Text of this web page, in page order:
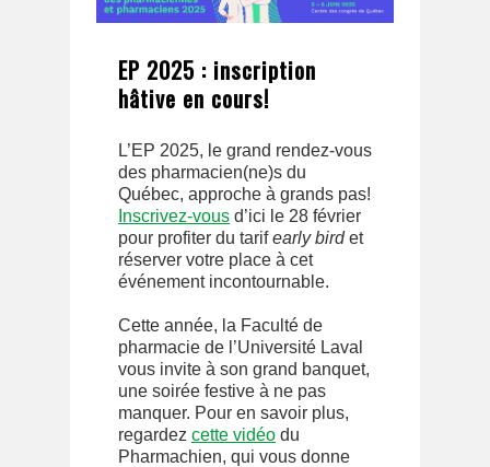
EP 2025 : inscription
hâtive en cours!
L’EP 2025, le grand rendez-vous
des pharmacien(ne)s du
Québec, approche à grands pas!
Inscrivez-vous d’ici le 28 février
pour profiter du tarifearly birdet
réserver votre place à cet
événement incontournable.
Cette année, la Faculté de
pharmacie de l’Université Laval
vous invite à son grand banquet,
une soirée festive à ne pas
manquer. Pour en savoir plus,
regardez cette vidéo du
Pharmachien, qui vous donne